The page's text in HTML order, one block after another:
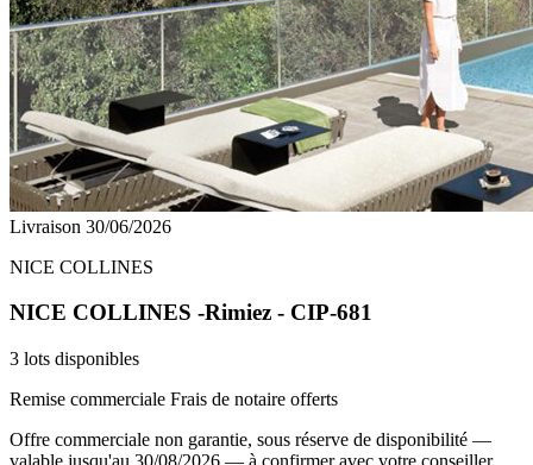
Livraison 30/06/2026
NICE COLLINES
NICE COLLINES -Rimiez - CIP-681
3 lots disponibles
Remise commerciale Frais de notaire offerts
Offre commerciale non garantie, sous réserve de disponibilité —